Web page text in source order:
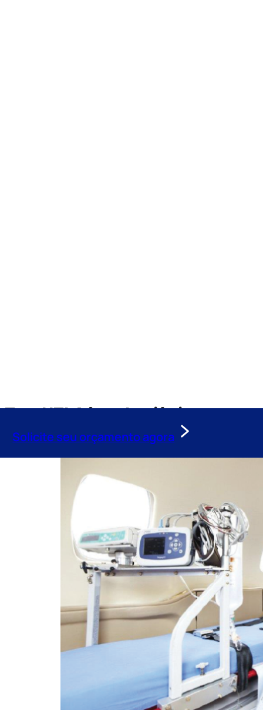
Solicite seu orçamento agora